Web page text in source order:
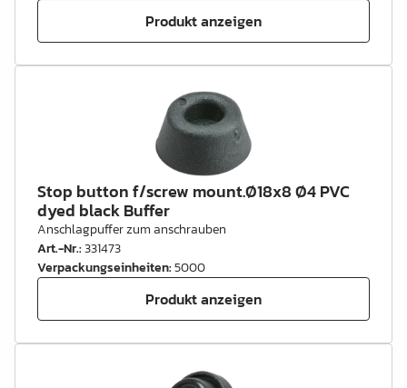
Produkt anzeigen
Stop button f/screw mount.Ø18x8 Ø4 PVC
dyed black Buffer
Anschlagpuffer zum anschrauben
Art.-Nr.:331473
Verpackungseinheiten:5000
Produkt anzeigen